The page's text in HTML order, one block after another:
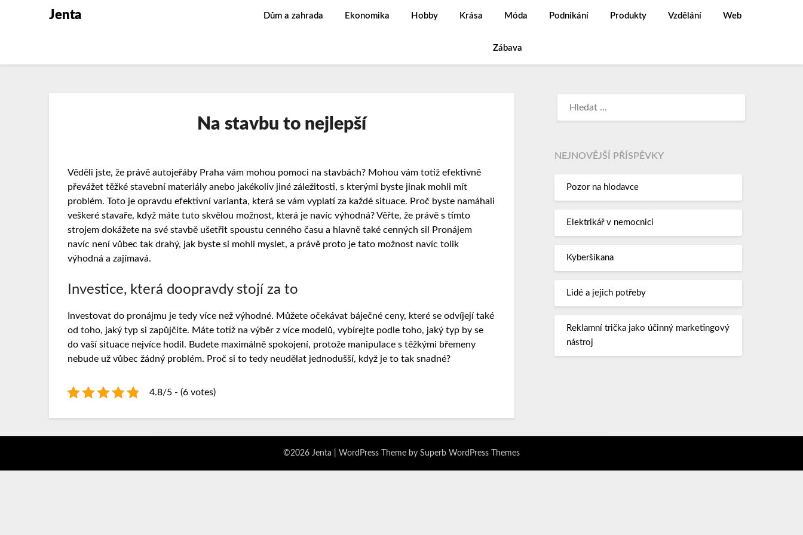
Jenta Dům a zahrada Ekonomika Hobby Krása Móda Podnikání Produkty Vzdělání Web
Zábava
Na stavbu to nejlepší
Věděli jste, že právěautojeřáby Praha vám mohou pomoci na stavbách? Mohou vám totiž efektivně
převážet těžké stavební materiály anebo jakékoliv jiné záležitosti, s kterými byste jinak mohli mít
problém. Toto je opravdu efektivní varianta, která se vám vyplatí za každé situace. Proč byste namáhali
veškeré stavaře, když máte tuto skvělou možnost, která je navíc výhodná? Věřte, že právě s tímto
strojem dokážete na své stavbě ušetřit spoustu cenného času a hlavně také cenných sil Pronájem
navíc není vůbec tak drahý, jak byste si mohli myslet, a právě proto je tato možnost navíc tolik
výhodná a zajímavá.
Investice, která doopravdy stojí za to
Investovat do pronájmu je tedy více než výhodné. Můžete očekávat báječné ceny, které se odvíjejí také
od toho, jaký typ si zapůjčíte. Máte totiž na výběr z více modelů, vybírejte podle toho, jaký typ by se
do vaší situace nejvíce hodil. Budete maximálně spokojení, protože manipulace s těžkými břemeny
nebude už vůbec žádný problém. Proč si to tedy neudělat jednodušší, když je to tak snadné?
4.8/5 - (6 votes)
NEJNOVĚJŠÍ PŘÍSPĚVKY
Pozor na hlodavce
Elektrikář v nemocnici
Kyberšikana
Lidé a jejich potřeby
Reklamní trička jako účinný marketingový
nástroj
©2026 Jenta | WordPress Theme by Superb WordPress Themes